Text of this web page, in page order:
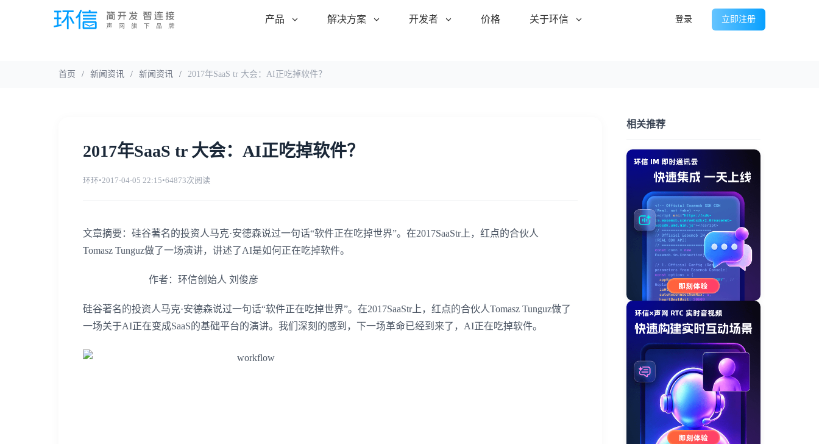
产品 解决方案 开发者 价格 关于环信 登录 立即注册
首页 / 新闻资讯 / 新闻资讯 / 2017年SaaS tr 大会：AI正吃掉软件？
2017年SaaS tr 大会：AI正吃掉软件？
环环•2017-04-05 22:15•64873次阅读
文章摘要：硅谷著名的投资人马克·安德森说过一句话“软件正在吃掉世界”。在2017SaaStr上，红点的合伙人
Tomasz Tunguz做了一场演讲，讲述了AI是如何正在吃掉软件。
作者：环信创始人 刘俊彦
硅谷著名的投资人马克·安德森说过一句话“软件正在吃掉世界”。在2017SaaStr上，红点的合伙人Tomasz Tunguz做了
一场关于AI正在变成SaaS的基础平台的演讲。我们深刻的感到，下一场革命已经到来了， AI正在吃掉软件。
相关推荐